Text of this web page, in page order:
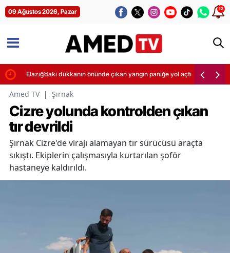
09 Ağustos 2026, Pazar 12
Elazığ’daki dükkanın önünde çıkan yangın paniğe yol açtı
Amed TV | Şırnak
Cizre yolunda kontrolden çıkan
tır devrildi
Şırnak Cizre'de virajı alamayan tır sürücüsü araçta
sıkıştı. Ekiplerin çalışmasıyla kurtarılan şoför
hastaneye kaldırıldı.